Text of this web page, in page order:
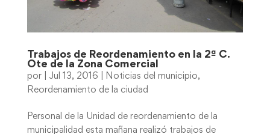
Trabajos de Reordenamiento en la 2ª C.
Ote de la Zona Comercial
por Jul 13, 2016 Noticias del municipio,
Reordenamiento de la ciudad
Personal de la Unidad de reordenamiento de la
municipalidad esta mañana realizó trabajos de